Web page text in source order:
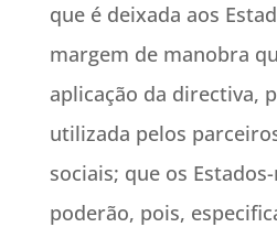
que é deixada aos
margem de manobra
aplicação da directiva,
utilizada pelos
sociais; que os
poderão, pois,